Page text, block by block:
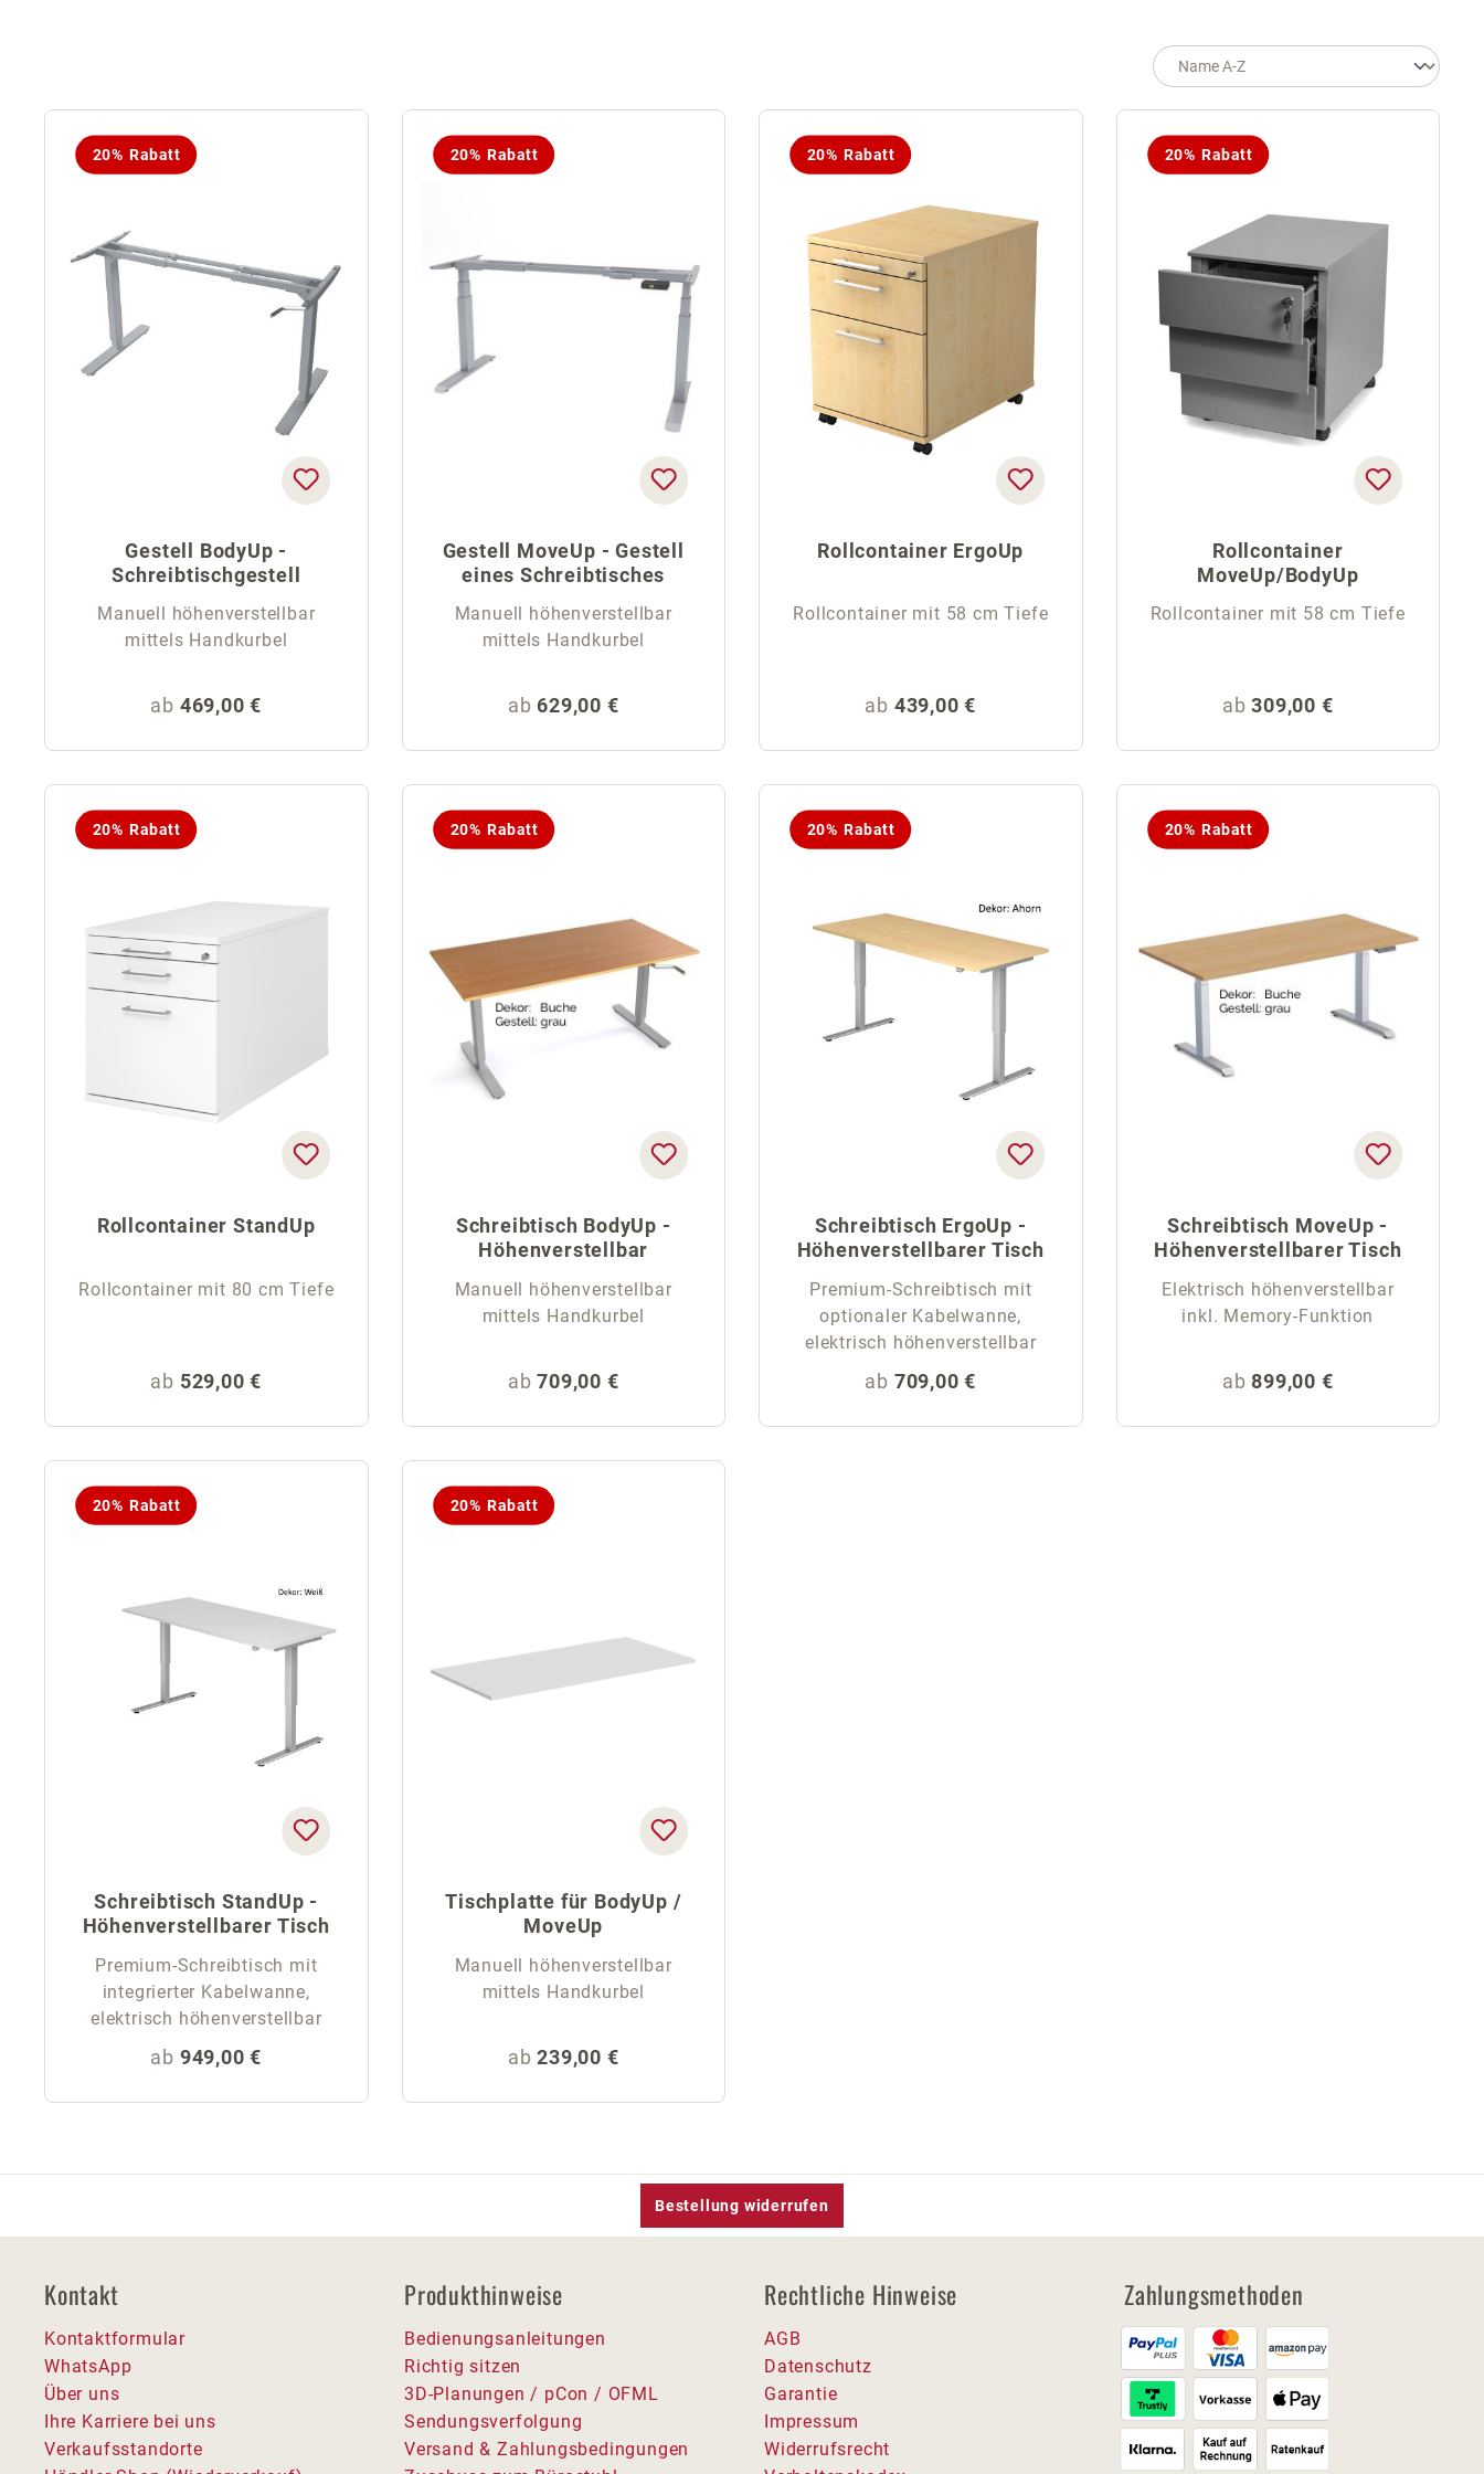
20% Rabatt
Gestell BodyUp -
Schreibtischgestell
Manuell höhenverstellbar
mittels Handkurbel
Regulärer Preis:
ab 469,00 €
20% Rabatt
Gestell MoveUp - Gestell
eines Schreibtisches
Manuell höhenverstellbar
mittels Handkurbel
Regulärer Preis:
ab 629,00 €
20% Rabatt
Rollcontainer ErgoUp
Rollcontainer mit 58 cm Tiefe
Regulärer Preis:
ab 439,00 €
20% Rabatt
Rollcontainer
MoveUp/BodyUp
Rollcontainer mit 58 cm Tiefe
Regulärer Preis:
ab309,00 €
20% Rabatt
Rollcontainer StandUp
Rollcontainer mit 80 cm Tiefe
Regulärer Preis:
ab 529,00 €
20% Rabatt
Schreibtisch BodyUp -
Höhenverstellbar
Manuell höhenverstellbar
mittels Handkurbel
Regulärer Preis:
ab709,00 €
20% Rabatt
Schreibtisch ErgoUp -
Höhenverstellbarer Tisch
Premium-Schreibtisch mit
optionaler Kabelwanne,
elektrisch höhenverstellbar
Regulärer Preis:
ab 709,00 €
20% Rabatt
Schreibtisch MoveUp -
Höhenverstellbarer Tisch
Elektrisch höhenverstellbar
inkl. Memory-Funktion
Regulärer Preis:
ab899,00 €
20% Rabatt
Schreibtisch StandUp -
Höhenverstellbarer Tisch
Premium-Schreibtisch mit
integrierter Kabelwanne,
elektrisch höhenverstellbar
Regulärer Preis:
ab 949,00 €
20% Rabatt
Tischplatte für BodyUp /
MoveUp
Manuell höhenverstellbar
mittels Handkurbel
Regulärer Preis:
ab239,00 €
Bestellung widerrufen
Kontakt
Kontaktformular
WhatsApp
Über uns
Ihre Karriere bei uns
Verkaufsstandorte
Produkthinweise
Bedienungsanleitungen
Richtig sitzen
3D-Planungen / pCon / OFML
Sendungsverfolgung
Versand & Zahlungsbedingungen
Rechtliche Hinweise
AGB
Datenschutz
Garantie
Impressum
Widerrufsrecht
Zahlungsmethoden